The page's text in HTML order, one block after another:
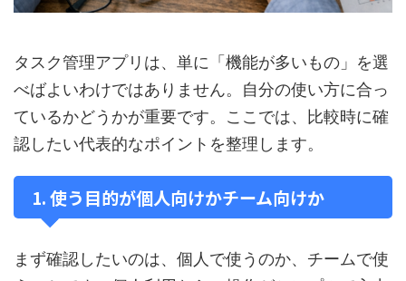
タスク管理アプリは、単に「機能が多いもの」を選
べばよいわけではありません。自分の使い方に合っ
ているかどうかが重要です。ここでは、比較時に確
認したい代表的なポイントを整理します。
1. 使う目的が個人向けかチーム向けか
まず確認したいのは、個人で使うのか、チームで使